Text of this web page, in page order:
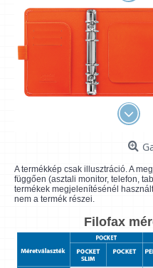
A termékkép csak illusztráció. A
függően (asztali monitor, telefon,
termékek megjelenítésénél
nem a termék részei.
Filofax